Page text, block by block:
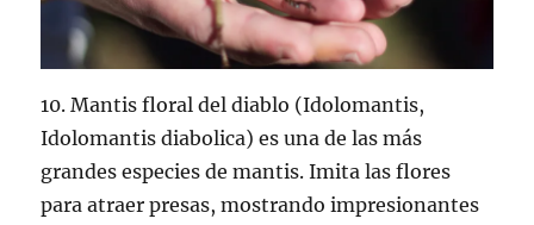
10. Mantis floral del diablo (Idolomantis,
Idolomantis diabolica) es una de las más
grandes especies de mantis. Imita las flores
para atraer presas, mostrando impresionantes